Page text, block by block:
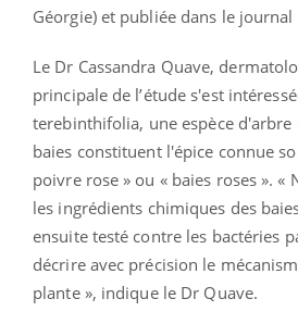
Géorgie) et publiée dans le journal
Le Dr Cassandra Quave,
principale de l’étude s'est
terebinthifolia, une espèce
baies constituent l'épice connue
poivre rose » ou « baies roses ». «
les ingrédients chimiques des
ensuite testé contre les bactéries
décrire avec précision le
plante », indique le Dr Quave.